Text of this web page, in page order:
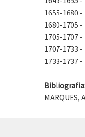
1655-1680 -
1680-1705 -
1705-1707
1707-1733
1733-1737 -
Bibliografia:
MARQUES,